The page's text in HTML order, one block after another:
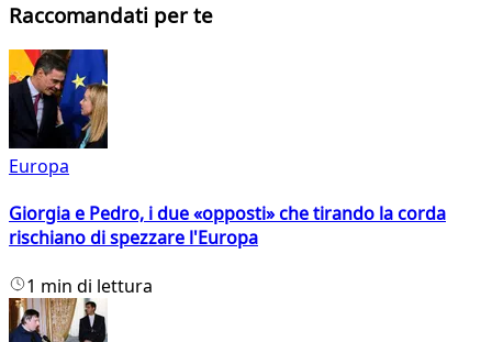
Raccomandati per te
Europa
Giorgia e Pedro, i due «opposti» che tirando la corda
rischiano di spezzare l'Europa
1 min di lettura